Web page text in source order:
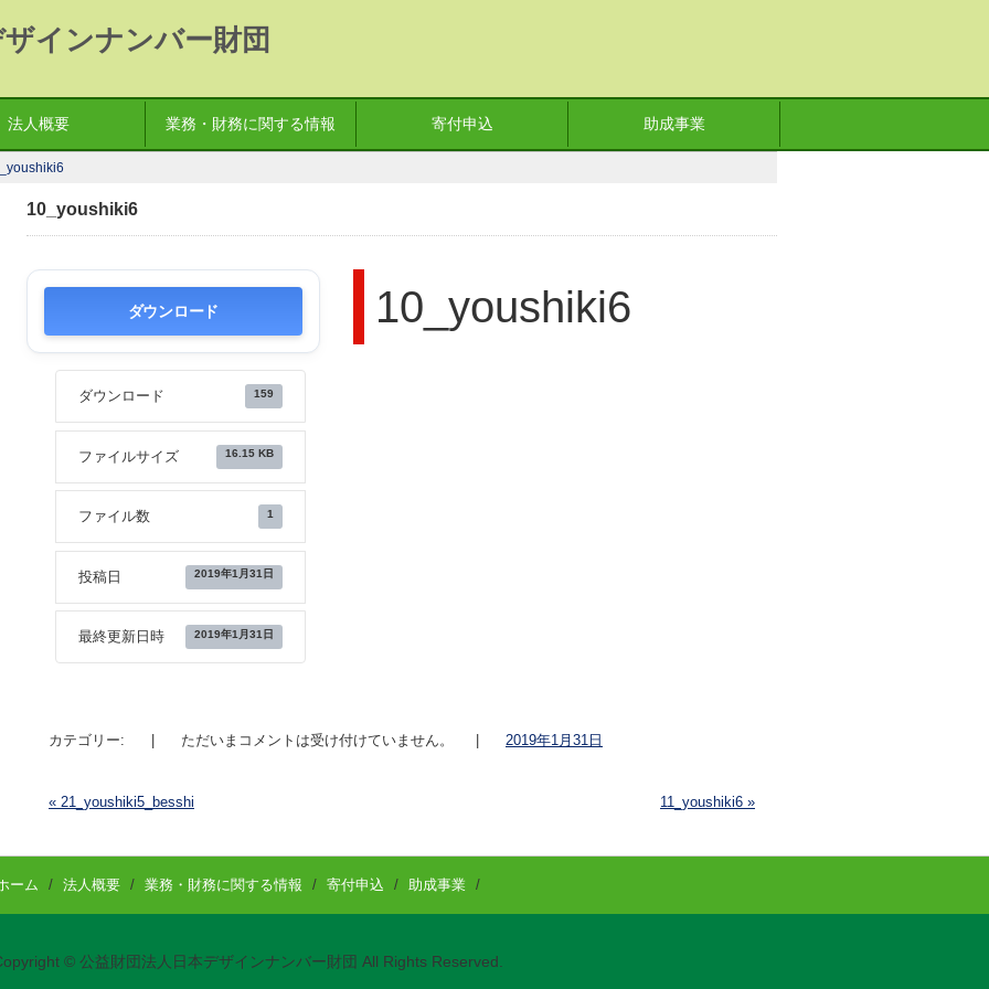
インナンバー財団
法人概要 業務・財務に関する情報 寄付申込 助成事業
10_youshiki6
ダウンロード
ダウンロード 159
ファイルサイズ 16.15 KB
ファイル数 1
投稿日 2019年1月31日
最終更新日時 2019年1月31日
10_youshiki6
カテゴリー: | ただいまコメントは受け付けていません。 | 2019年1月31日
« 21_youshiki5_besshi 11_youshiki6 »
ーム / 法人概要 / 業務・財務に関する情報 / 寄付申込 / 助成事業 /
© 公益財団法人日本デザインナンバー財団 All Rights Reserved.